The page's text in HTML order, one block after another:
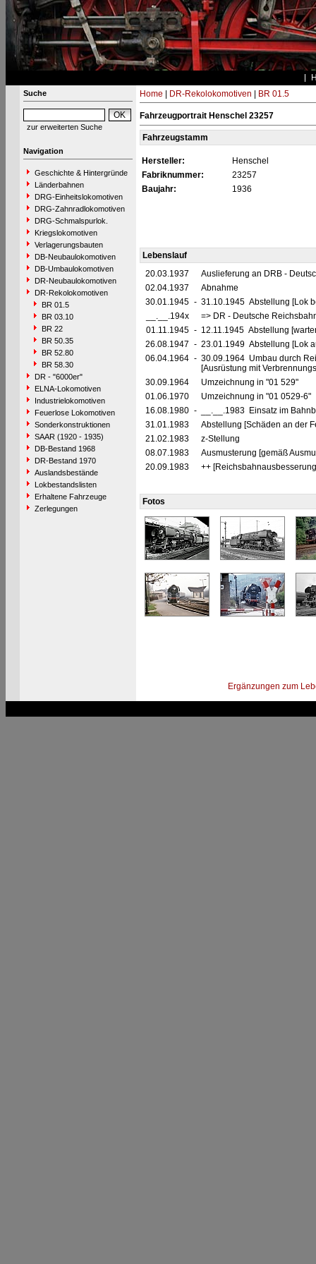
Suche
zur erweiterten Suche
Navigation
Geschichte & Hintergründe
Länderbahnen
DRG-Einheitslokomotiven
DRG-Zahnradlokomotiven
DRG-Schmalspurlok.
Kriegslokomotiven
Verlagerungsbauten
DB-Neubaulokomotiven
DB-Umbaulokomotiven
DR-Neubaulokomotiven
DR-Rekolokomotiven
BR 01.5
BR 03.10
BR 22
BR 50.35
BR 52.80
BR 58.30
DR - "6000er"
ELNA-Lokomotiven
Industrielokomotiven
Feuerlose Lokomotiven
Sonderkonstruktionen
SAAR (1920 - 1935)
DB-Bestand 1968
DR-Bestand 1970
Auslandsbestände
Lokbestandslisten
Erhaltene Fahrzeuge
Zerlegungen
Home DR-Rekolokomotiven BR 01.5
Fahrzeugportrait Henschel 23257
Fahrzeugstamm
Hersteller:
Henschel
Fabriknummer:
23257
Baujahr:
1936
Lebenslauf
20.03.1937
Auslieferung an DRB -
02.04.1937
Abnahme
30.01.1945 - 31.10.1945 Abstellung [Lok
__.__.194x
=> DR - Deutsche
01.11.1945 - 12.11.1945 Abstellung
26.08.1947 - 23.01.1949 Abstellung [Lok
06.04.1964 - 30.09.1964 Umbau durch
[Ausrüstung mit
30.09.1964
Umzeichnung in "01 529"
01.06.1970
Umzeichnung in "01 0529-6"
16.08.1980 -
__.__.1983 Einsatz im
31.01.1983
Abstellung [Schäden an der
21.02.1983
z-Stellung
08.07.1983
Ausmusterung [gemäß
20.09.1983
++
Fotos
Ergänzungen zum